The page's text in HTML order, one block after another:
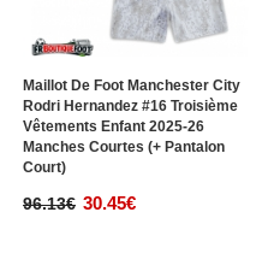
Maillot De Foot Manchester City
Rodri Hernandez #16 Troisième
Vêtements Enfant 2025-26
Manches Courtes (+ Pantalon
Court)
96.13€ 30.45€